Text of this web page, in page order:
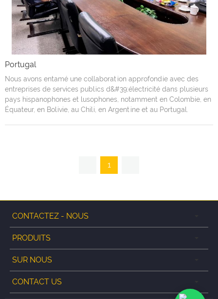
Portugal
Nous avons entamé une collaboration approfondie avec des
entreprises de services publics d&#39;électricité dans plusieurs
pays hispanophones et lusophones, notamment en Colombie, en
Équateur, en Bolivie, au Chili, en Argentine et au Portugal.
1
CONTACTEZ - NOUS
PRODUITS
SUR NOUS
CONTACT US